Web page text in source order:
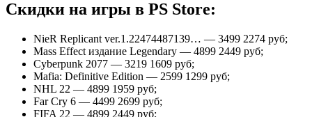
Скидки на игры в PS Store:
NieR Replicant ver.1.22474487139… — 3499 2274 руб;
Mass Effect издание Legendary — 4899 2449 руб;
Cyberpunk 2077 — 3219 1609 руб;
Mafia: Definitive Edition — 2599 1299 руб;
NHL 22 — 4899 1959 руб;
Far Cry 6 — 4499 2699 руб;
FIFA 22 — 4899 2449 руб;